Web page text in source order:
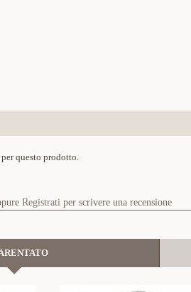
questo prodotto.
Registrati per scrivere una recensione